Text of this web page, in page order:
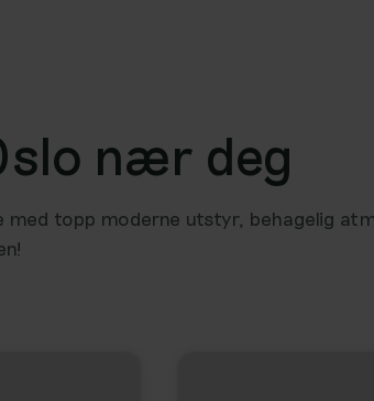
nær deg
med topp moderne utstyr, behagelig